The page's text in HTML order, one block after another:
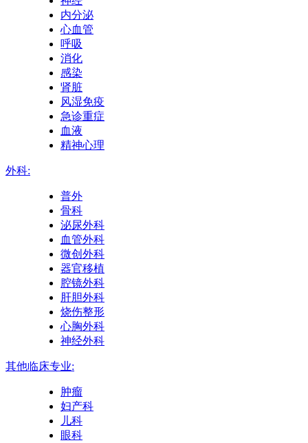
内分泌
心血管
呼吸
消化
感染
肾脏
风湿免疫
急诊重症
血液
精神心理
外科:
普外
骨科
泌尿外科
血管外科
微创外科
器官移植
腔镜外科
肝胆外科
烧伤整形
心胸外科
神经外科
其他临床专业:
肿瘤
妇产科
儿科
眼科